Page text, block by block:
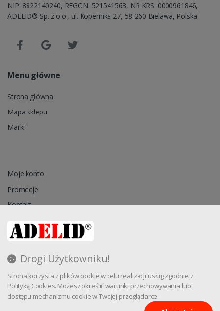
Drogi Użytkowniku!
Strona korzysta z plików cookie w celu realizacji usług zgodnie z
Polityką Cookies. Możesz określić warunki przechowywania lub
dostępu mechanizmu cookie w Twojej przeglądarce.
NIP: 8822140240, REGON: 521541563, NR KRS: 0000961846,
ADELID® Sp. z o.o., ul. Kopernika 27, 58-260 Bielawa, Polska
Menu główne
Strona główna
Mapa sklepu
Marki
Moje konto
Promocje
Kontakt
Regulamin
Reklamacja